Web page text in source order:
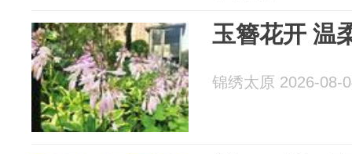
玉簪花开 温
锦绣太原 2026-08-